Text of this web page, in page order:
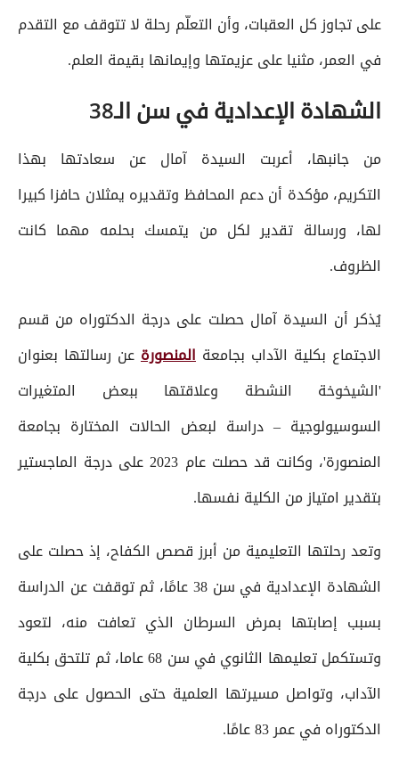
على تجاوز كل العقبات، وأن التعلّم رحلة لا تتوقف مع التقدم
في العمر، مثنيا على عزيمتها وإيمانها بقيمة العلم.
الشهادة الإعدادية في سن الـ38
من جانبها، أعربت السيدة آمال عن سعادتها بهذا
التكريم، مؤكدة أن دعم المحافظ وتقديره يمثلان حافزا كبيرا
لها، ورسالة تقدير لكل من يتمسك بحلمه مهما كانت
الظروف.
يُذكر أن السيدة آمال حصلت على درجة الدكتوراه من قسم
الاجتماع بكلية الآداب بجامعة المنصورة عن رسالتها بعنوان
'الشيخوخة النشطة وعلاقتها ببعض المتغيرات
السوسيولوجية – دراسة لبعض الحالات المختارة بجامعة
المنصورة'، وكانت قد حصلت عام 2023 على درجة الماجستير
بتقدير امتياز من الكلية نفسها.
وتعد رحلتها التعليمية من أبرز قصص الكفاح، إذ حصلت على
الشهادة الإعدادية في سن 38 عامًا، ثم توقفت عن الدراسة
بسبب إصابتها بمرض السرطان الذي تعافت منه، لتعود
وتستكمل تعليمها الثانوي في سن 68 عاما، ثم تلتحق بكلية
الآداب، وتواصل مسيرتها العلمية حتى الحصول على درجة
الدكتوراه في عمر 83 عامًا.